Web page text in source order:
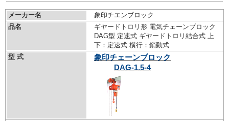
メーカー名
象印チエンブロック
品名
ギヤードトロリ形 電気チェーンブロック
DAG型 定速式 ギヤードトロリ結合式 上
下：定速式 横行：鎖動式
型 式
象印チェーンブロック
DAG-1.5-4